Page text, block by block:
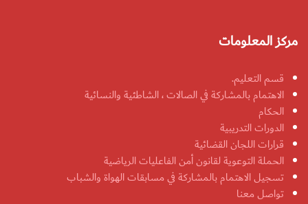
مركز المعلومات
قسم التعليم.
الاهتمام بالمشاركة في الصالات ، الشاطئية والنسائية
الحكام
الدورات التدريبية
قرارات اللجان القضائية
الحملة التوعوية لقانون أمن الفاعليات الرياضية
تسجيل الاهتمام بالمشاركة في مسابقات الهواة والشباب
تواصل معنا